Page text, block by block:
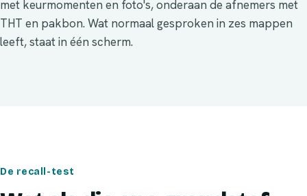
met keurmomenten en foto's, onderaan de afnemers met
THT en pakbon. Wat normaal gesproken in zes mappen
leeft, staat in één scherm.
De recall-test